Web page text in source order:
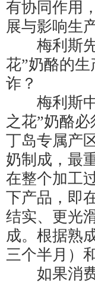
有协同作用
展与影响生
梅利斯先
花”奶酪的
诈？
梅利斯中
之花”奶酪
丁岛专属产
奶制成，最
在整个加工
下产品，即
结实、更光
成。根据熟
三个半月）
如果消费